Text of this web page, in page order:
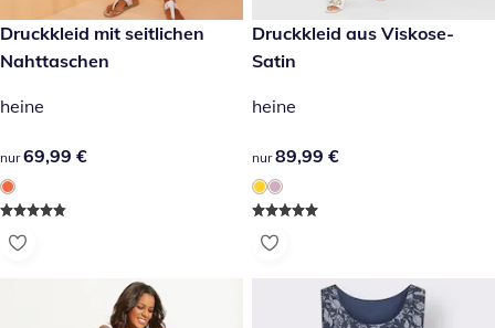
69,99 €
Druckkleid mit seitlichen
Nahttaschen
heine
69,99 €
nur 69,99 €
89,99 €
Druckkleid aus Viskose-
Satin
heine
89,99 €
nur 89,99 €